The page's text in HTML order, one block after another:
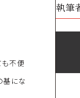
も不便
基にな
執筆